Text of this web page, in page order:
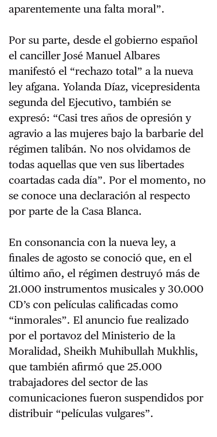
aparentemente una falta moral”.
Por su parte, desde el gobierno español
el canciller José Manuel Albares
manifestó el “rechazo total” a la nueva
ley afgana. Yolanda Díaz, vicepresidenta
segunda del Ejecutivo, también se
expresó: “Casi tres años de opresión y
agravio a las mujeres bajo la barbarie del
régimen talibán. No nos olvidamos de
todas aquellas que ven sus libertades
coartadas cada día”. Por el momento, no
se conoce una declaración al respecto
por parte de la Casa Blanca.
En consonancia con la nueva ley, a
finales de agosto se conoció que, en el
último año, el régimen destruyó más de
21.000 instrumentos musicales y 30.000
CD’s con películas calificadas como
“inmorales”. El anuncio fue realizado
por el portavoz del Ministerio de la
Moralidad, Sheikh Muhibullah Mukhlis,
que también afirmó que 25.000
trabajadores del sector de las
comunicaciones fueron suspendidos por
distribuir “películas vulgares”.